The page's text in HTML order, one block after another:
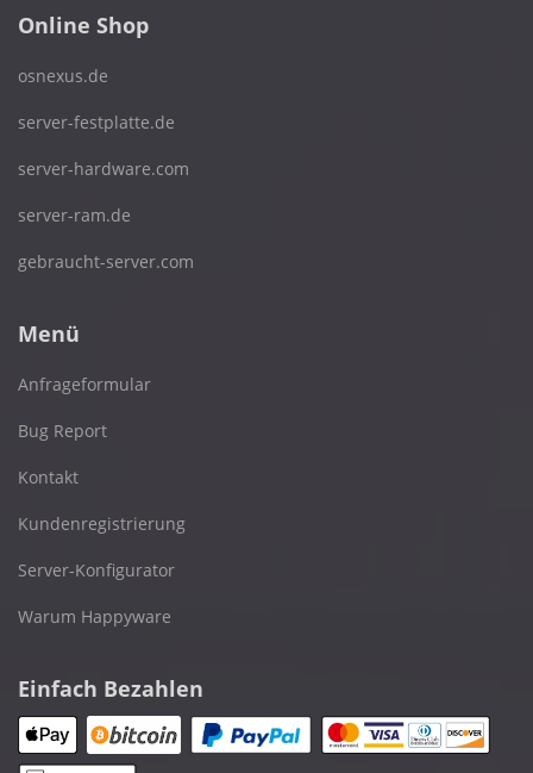
Online Shop
osnexus.de
server-festplatte.de
server-hardware.com
server-ram.de
gebraucht-server.com
Menü
Anfrageformular
Bug Report
Kontakt
Kundenregistrierung
Server-Konfigurator
Warum Happyware
Einfach Bezahlen